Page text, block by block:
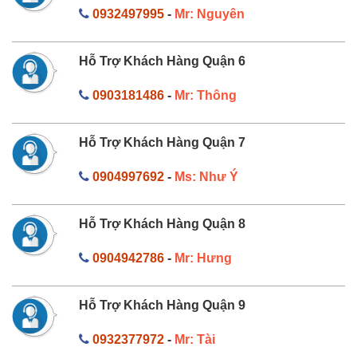
0932497995- Mr: Nguyên
Hỗ Trợ Khách Hàng Quận 6
0903181486- Mr: Thông
Hỗ Trợ Khách Hàng Quận 7
0904997692- Ms: Như Ý
Hỗ Trợ Khách Hàng Quận 8
0904942786- Mr: Hưng
Hỗ Trợ Khách Hàng Quận 9
0932377972- Mr: Tài